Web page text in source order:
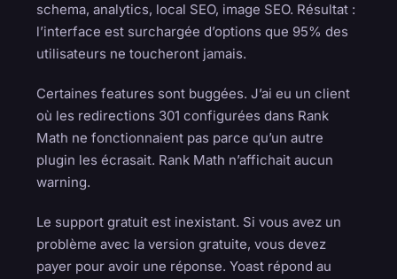
schema, analytics, local SEO, image SEO. Résultat :
l’interface est surchargée d’options que 95% des
utilisateurs ne toucheront jamais.
Certaines features sont buggées. J’ai eu un client
où les redirections 301 configurées dans Rank
Math ne fonctionnaient pas parce qu’un autre
plugin les écrasait. Rank Math n’affichait aucun
warning.
Le support gratuit est inexistant. Si vous avez un
problème avec la version gratuite, vous devez
payer pour avoir une réponse. Yoast répond au